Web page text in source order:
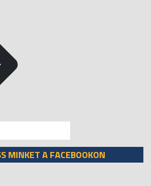
MINKET A FACEBOOKON